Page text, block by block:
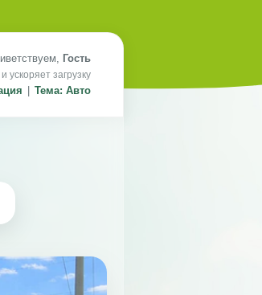
Гость
ускоряет загрузку
Тема: Авто